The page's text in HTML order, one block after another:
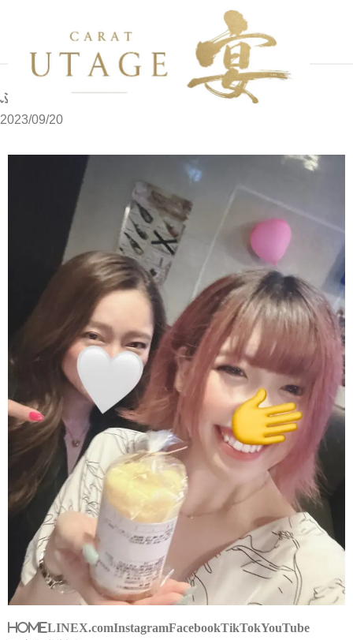
ホーム 写メブログ ふゆです
ふゆです
2023/09/20
HOMELINEX.comInstagramFacebookTikTokYouTube